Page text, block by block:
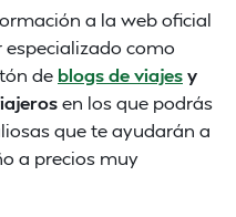
a la web oficial
como
de blogs de viajesy
en los que podrás
que te ayudarán a
a precios muy